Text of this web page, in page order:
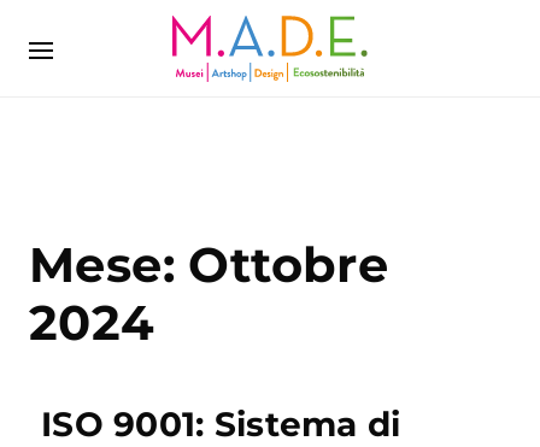
Mese: Ottobre
2024
ISO 9001: Sistema di